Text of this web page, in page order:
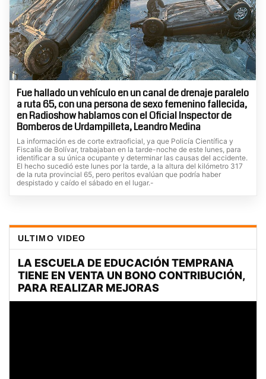
Fue hallado un vehículo en un canal de drenaje paralelo
a ruta 65, con una persona de sexo femenino fallecida,
en Radioshow hablamos con el Oficial Inspector de
Bomberos de Urdampilleta, Leandro Medina
La información es de corte extraoficial, ya que Policía Científica y
Fiscalía de Bolívar, trabajaban en la tarde-noche de este lunes, para
identificar a su única ocupante y determinar las causas del accidente.
El hecho sucedió este lunes por la tarde, a la altura del kilómetro 317
de la ruta provincial 65, pero peritos evalúan que podría haber
despistado y caído el sábado en el lugar.-
ULTIMO VIDEO